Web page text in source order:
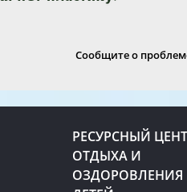
Сообщите о
РЕСУРСНЫЙ
ОТДЫХА И
ОЗДОРОВЛЕНИЯ